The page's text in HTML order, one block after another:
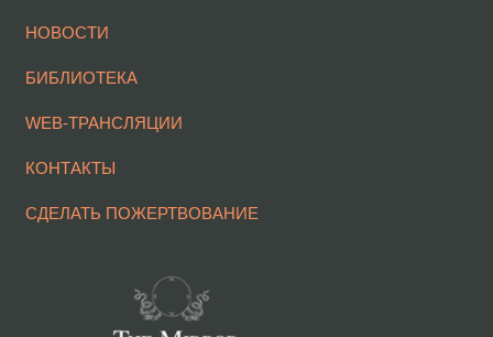
НОВОСТИ
БИБЛИОТЕКА
WEB-ТРАНСЛЯЦИИ
КОНТАКТЫ
СДЕЛАТЬ ПОЖЕРТВОВАНИЕ